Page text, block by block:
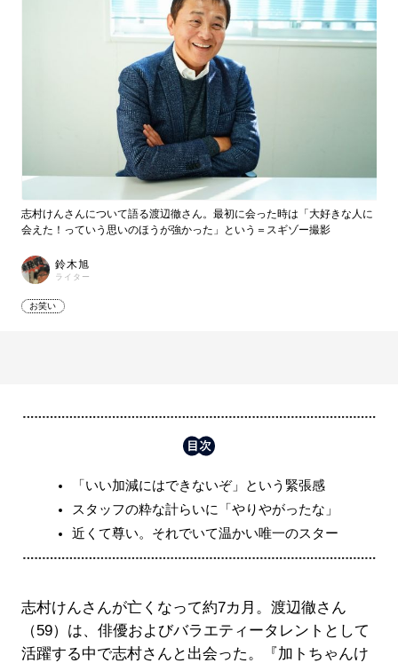
志村けんさんについて語る渡辺徹さん。最初に会った時は「大好きな人に
会えた！っていう思いのほうが強かった」という＝スギゾー撮影
鈴木旭
ライター
お笑い
「いい加減にはできないぞ」という緊張感
スタッフの粋な計らいに「やりやがったな」
近くて尊い。それでいて温かい唯一のスター
志村けんさんが亡くなって約7カ月。渡辺徹さん
（59）は、俳優およびバラエティータレントとして
活躍する中で志村さんと出会った。『加トちゃんけ